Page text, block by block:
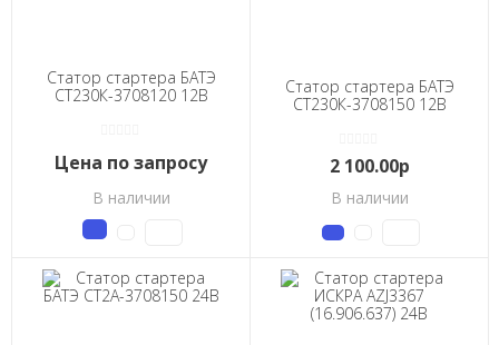
Статор стартера БАТЭ
СТ230К-3708120 12В
Цена по запросу
В наличии
Статор стартера БАТЭ
СТ230К-3708150 12В
2 100.00р
В наличии